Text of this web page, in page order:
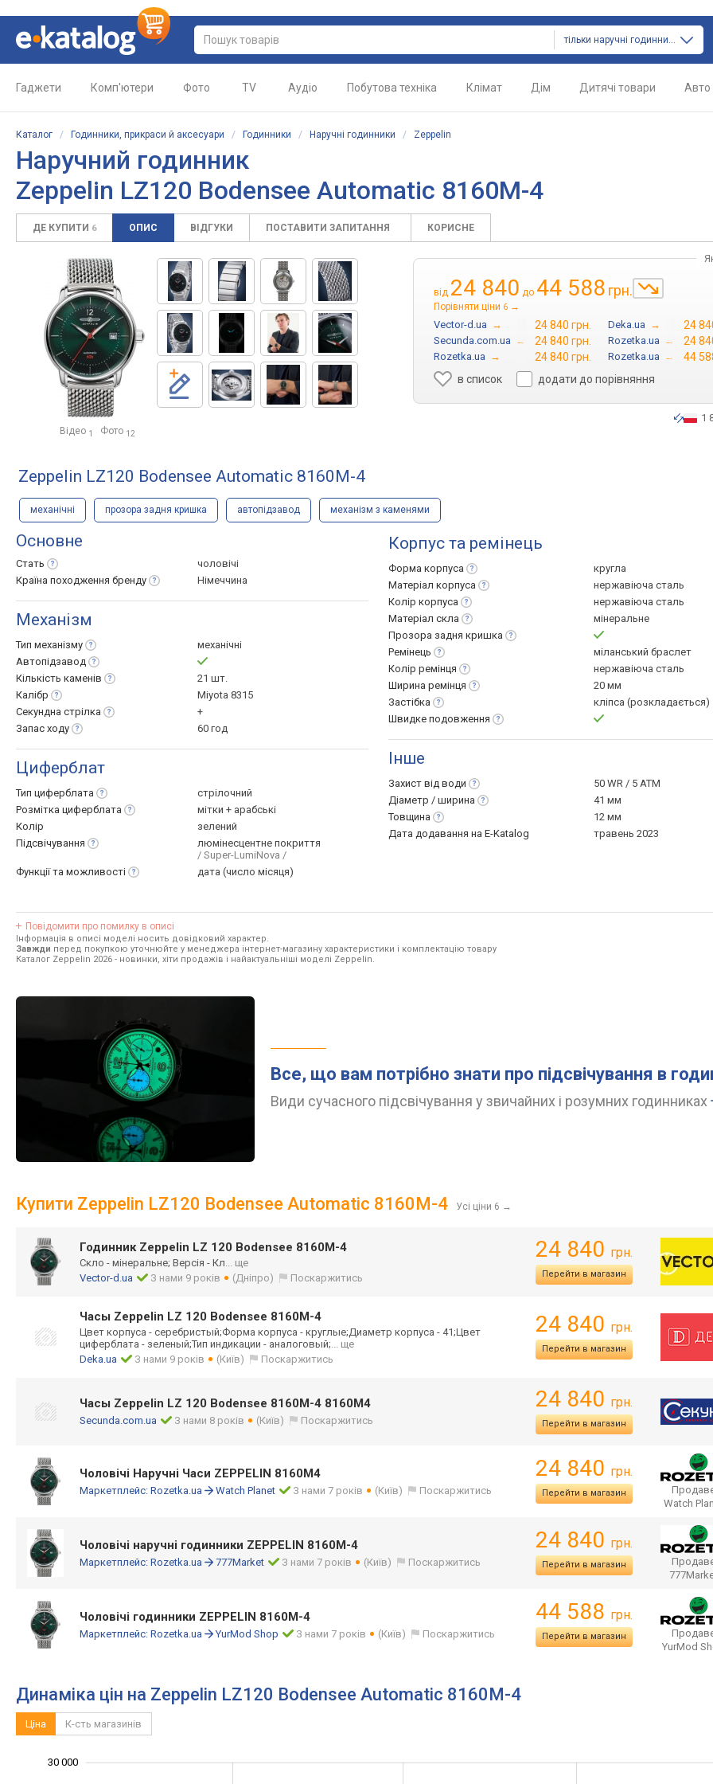
тільки наручні годинники
Гаджети Комп'ютери Фото TV Аудіо Побутова техніка Клімат Дім Дитячі товари Авто
Каталог / Годинники, прикраси й аксесуари / Годинники / Наручні годинники / Zeppelin
Наручний годинник
Zeppelin LZ120 Bodensee Automatic 8160M-4
ДЕ КУПИТИ 6 ОПИС ВІДГУКИ ПОСТАВИТИ ЗАПИТАННЯ КОРИСНЕ
Відео 1 Фото 12
від 24 840 до 44 588 грн.
Порівняти ціни 6 →
Vector-d.ua → 24 840 грн. Deka.ua → 24
Secunda.com.ua → 24 840 грн. Rozetka.ua → 24
Rozetka.ua → 24 840 грн. Rozetka.ua →
44
в список
додати до порівняння
1
Zeppelin LZ120 Bodensee Automatic 8160M-4
механічні прозора задня кришка автопідзавод механізм з каменями
Основне
Стать
чоловічі
Країна походження бренду Німеччина
Механізм
Тип механізму
механічні
Автопідзавод
Кількість каменів
21 шт.
Калібр
Miyota 8315
Секундна стрілка
+
Запас ходу 60 год
Циферблат
Тип циферблата
стрілочний
Розмітка циферблата
мітки + арабські
Колір
зелений
Підсвічування
люмінесцентне покриття
/ Super-LumiNova /
Функції та можливості дата (число місяця)
Корпус та ремінець
Форма корпуса
кругла
Матеріал корпуса
нержавіюча сталь
Колір корпуса
нержавіюча сталь
Матеріал скла
мінеральне
Прозора задня кришка
Ремінець
міланський браслет
Колір ремінця
нержавіюча сталь
Ширина ремінця
20 мм
Застібка
кліпса (розкладається)
Швидке подовження
Інше
Захист від води
50 WR / 5 ATM
Діаметр / ширина
41 мм
Товщина
12 мм
Дата додавання на E-Katalog
травень 2023
Повідомити про помилку в описі
Інформація в описі моделі носить довідковий характер.
Завжди перед покупкою уточнюйте у менеджера інтернет-магазину характеристики і комплектацію товару
Каталог Zeppelin 2026 - новинки, хіти продажів і найактуальніші моделі Zeppelin.
Все, що вам потрібно знати про підсвічування в
Види сучасного підсвічування у звичайних і розумних годинниках
Купити Zeppelin LZ120 Bodensee Automatic 8160M-4 Усі ціни 6 →
Годинник Zeppelin LZ 120 Bodensee 8160M-4
Скло - мінеральне; Версія - Кл... ще
Vector-d.ua
З нами 9 років (Дніпро) Поскаржитись
24 840 грн.
Перейти в магазин
Часы Zeppelin LZ 120 Bodensee 8160M-4
Цвет корпуса - серебристый;Форма корпуса - круглые;Диаметр корпуса - 41;Цвет
циферблата - зеленый;Тип индикации - аналоговый;... ще
Deka.ua
З нами 9 років (Київ) Поскаржитись
24 840 грн.
Перейти в магазин
Часы Zeppelin LZ 120 Bodensee 8160M-4 8160M4
Secunda.com.ua З нами 8 років (Київ) Поскаржитись
24 840 грн.
Перейти в магазин
Чоловічі Наручні Часи ZEPPELIN 8160M4
Маркетплейс: Rozetka.ua Watch Planet З нами 7 років (Київ) Поскаржитись
24 840 грн.
Перейти в магазин
Watch
Чоловічі наручні годинники ZEPPELIN 8160M-4
Маркетплейс: Rozetka.ua 777Market З нами 7 років (Київ) Поскаржитись
24 840 грн.
Перейти в магазин
Чоловічі годинники ZEPPELIN 8160M-4
Маркетплейс: Rozetka.ua YurMod Shop З нами 7 років (Київ) Поскаржитись
44 588 грн.
Перейти в магазин
YurMod
Динаміка цін на Zeppelin LZ120 Bodensee Automatic 8160M-4
Ціна К-сть магазинів
30 000